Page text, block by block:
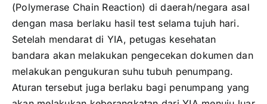
(Polymerase Chain Reaction) di daerah/negara asal
dengan masa berlaku hasil test selama tujuh hari.
Setelah mendarat di YIA, petugas kesehatan
bandara akan melakukan pengecekan dokumen dan
melakukan pengukuran suhu tubuh penumpang.
Aturan tersebut juga berlaku bagi penumpang yang